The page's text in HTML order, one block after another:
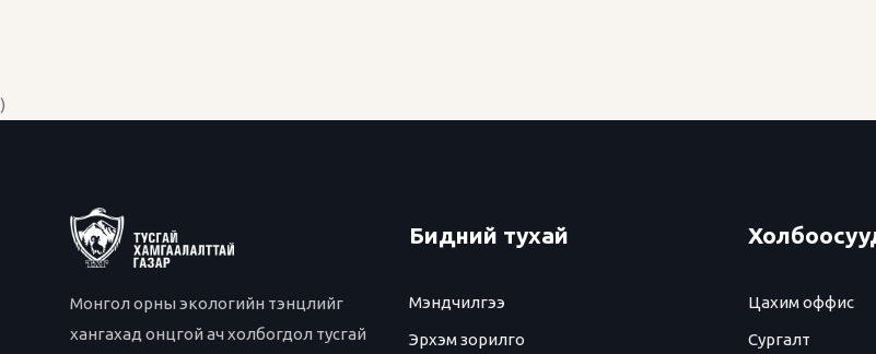
)
Монгол орны экологийн тэнцлийг
хангахад онцгой ач холбогдол тусгай
Бидний тухай
Мэндчилгээ
Эрхэм зорилго
Цахим оффис
Сургалт